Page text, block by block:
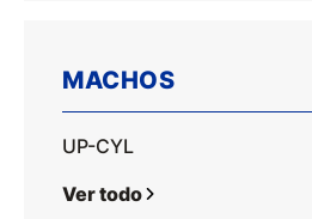
MACHOS
UP-CYL
Ver todo